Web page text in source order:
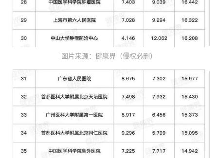
图片来源：健康界（侵权必删）